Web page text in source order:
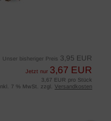
Unser bisheriger Preis 3,95 EUR
Jetzt nur 3,67 EUR
3,67 EUR pro Stück
inkl. 7 % MwSt. zzgl. Versandkosten